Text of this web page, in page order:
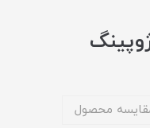
محصول